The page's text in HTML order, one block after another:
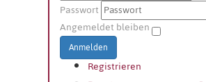
Passwort
Angemeldet bleiben
Anmelden
Registrieren